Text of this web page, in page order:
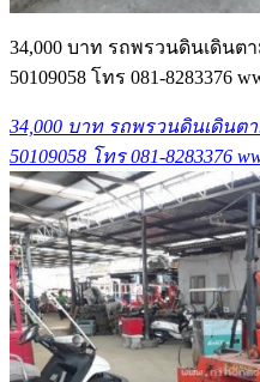
34,000 บาท รถพรวนดินเดินต
50109058 โทร 081-8283376
34,000 บาท รถพรวนดินเดินต
50109058 โทร 081-8283376